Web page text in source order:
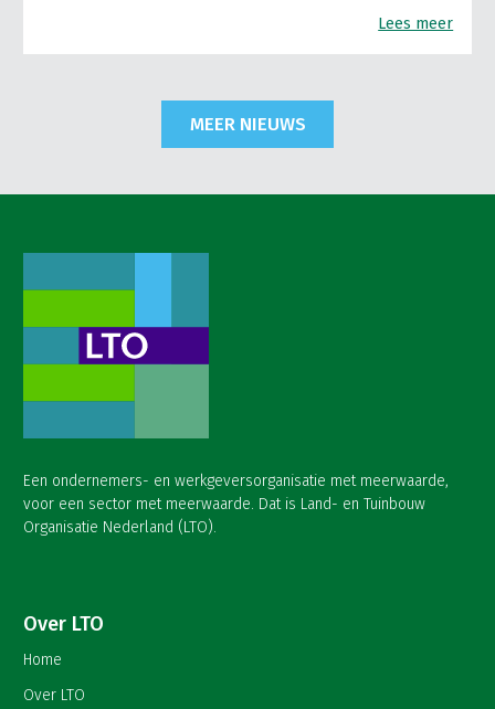
Lees meer
MEER NIEUWS
Een ondernemers- en werkgeversorganisatie met meerwaarde,
voor een sector met meerwaarde. Dat is Land- en Tuinbouw
Organisatie Nederland (LTO).
Over LTO
Home
Over LTO